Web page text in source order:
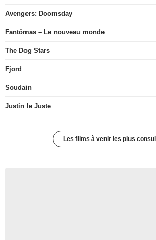
Avengers: Doomsday
Fantômas – Le nouveau monde
The Dog Stars
Fjord
Soudain
Justin le Juste
Les films à venir les plus